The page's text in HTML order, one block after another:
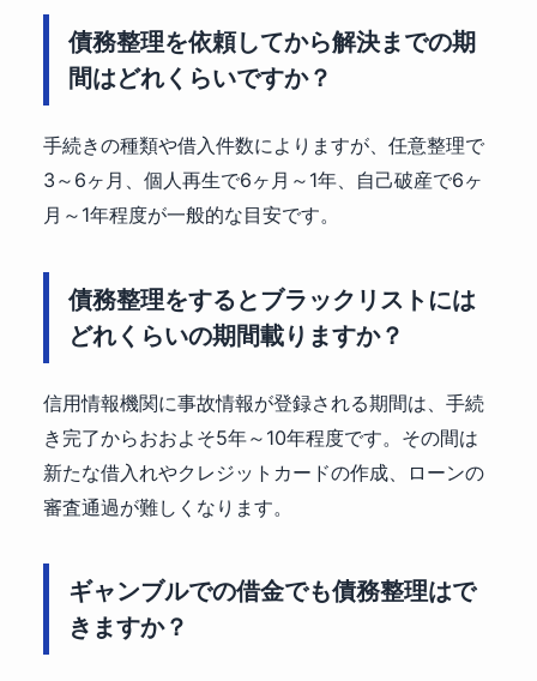
債務整理を依頼してから解決までの期
間はどれくらいですか？
手続きの種類や借入件数によりますが、任意整理で
3～6ヶ月、個人再生で6ヶ月～1年、自己破産で6ヶ
月～1年程度が一般的な目安です。
債務整理をするとブラックリストには
どれくらいの期間載りますか？
信用情報機関に事故情報が登録される期間は、手続
き完了からおおよそ5年～10年程度です。その間は
新たな借入れやクレジットカードの作成、ローンの
審査通過が難しくなります。
ギャンブルでの借金でも債務整理はで
きますか？